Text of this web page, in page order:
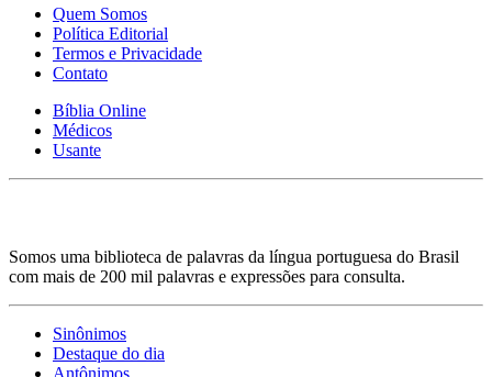
Quem Somos
Política Editorial
Termos e Privacidade
Contato
Bíblia Online
Médicos
Usante
Somos uma biblioteca de palavras da língua portuguesa do Brasil
com mais de 200 mil palavras e expressões para consulta.
Sinônimos
Destaque do dia
Antônimos